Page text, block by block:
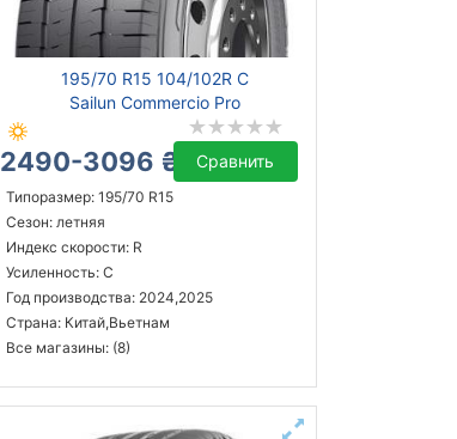
195/70 R15 104/102R C
Sailun Commercio Pro
2490-3096 ₴ Сравнить
Типоразмер: 195/70 R15
Сезон: летняя
Индекс скорости: R
Усиленность: C
Год производства: 2024,2025
Страна: Китай,Вьетнам
Все магазины: (8)